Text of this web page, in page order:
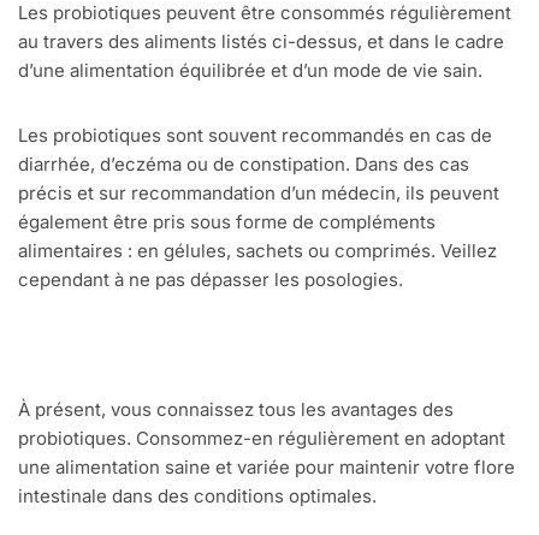
Les probiotiques peuvent être consommés régulièrement
au travers des aliments listés ci-dessus, et dans le cadre
d’une alimentation équilibrée et d’un mode de vie sain.
Les probiotiques sont souvent recommandés en cas de
diarrhée, d’eczéma ou de constipation. Dans des cas
précis et sur recommandation d’un médecin, ils peuvent
également être pris sous forme de compléments
alimentaires : en gélules, sachets ou comprimés. Veillez
cependant à ne pas dépasser les posologies.
À présent, vous connaissez tous les avantages des
probiotiques. Consommez-en régulièrement en adoptant
une alimentation saine et variée pour maintenir votre flore
intestinale dans des conditions optimales.